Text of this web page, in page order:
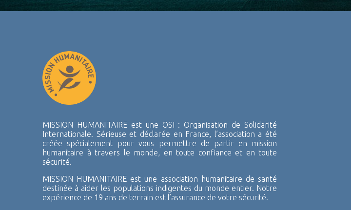
MISSION HUMANITAIRE est une OSI : Organisation de Solidarité
Internationale. Sérieuse et déclarée en France, l’association a été
créée spécialement pour vous permettre de partir en mission
humanitaire à travers le monde, en toute confiance et en toute
sécurité.
MISSION HUMANITAIRE est une association humanitaire de santé
destinée à aider les populations indigentes du monde entier. Notre
expérience de 19 ans de terrain est l’assurance de votre sécurité.